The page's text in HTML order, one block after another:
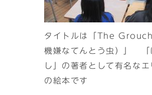
タイトルは「The
機嫌なてんとう虫）」 「
し」の著者として有名な
の絵本です